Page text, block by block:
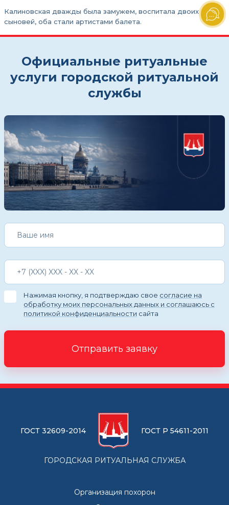
Калиновская дважды была замужем, воспитала двоих
сыновей, оба стали артистами балета.
Официальные ритуальные
услуги городской ритуальной
службы
Нажимая кнопку, я подтверждаю свое согласие на
обработку моих персональных данных и соглашаюсь с
политикой конфиденциальности сайта
Отправить заявку
ГОСТ 32609-2014 ГОСТ Р 54611-2011
ГОРОДСКАЯ РИТУАЛЬНАЯ СЛУЖБА
Организация похорон